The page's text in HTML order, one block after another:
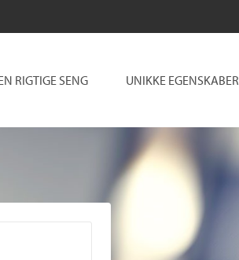
RIGTIGE SENG UNIKKE EGENSKABER